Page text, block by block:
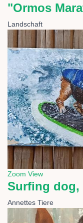
"Ormos
Landschaft
Zoom View
Surfing dog,
Annettes Tiere